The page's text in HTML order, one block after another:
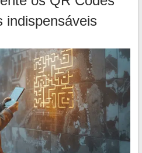
indispensáveis